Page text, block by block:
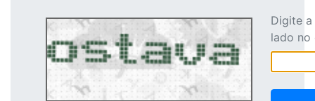
Digite
lado no